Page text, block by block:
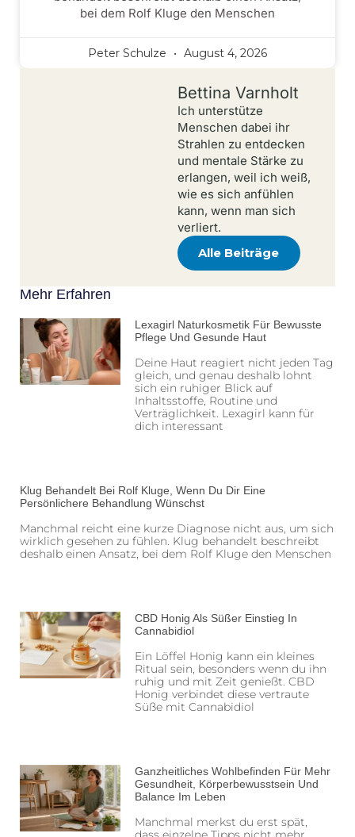
bei dem Rolf Kluge den Menschen
Peter Schulze August 4, 2026
Bettina Varnholt
Ich unterstütze
Menschen dabei ihr
Strahlen zu entdecken
und mentale Stärke zu
erlangen, weil ich weiß,
wie es sich anfühlen
kann, wenn man sich
verliert.
Alle Beiträge
Mehr Erfahren
Lexagirl Naturkosmetik Für Bewusste
Pflege Und Gesunde Haut
Deine Haut reagiert nicht jeden Tag
gleich, und genau deshalb lohnt
sich ein ruhiger Blick auf
Inhaltsstoffe, Routine und
Verträglichkeit. Lexagirl kann für
dich interessant
Klug Behandelt Bei Rolf Kluge, Wenn Du Dir Eine
Persönlichere Behandlung Wünschst
Manchmal reicht eine kurze Diagnose nicht aus, um sich
wirklich gesehen zu fühlen. Klug behandelt beschreibt
deshalb einen Ansatz, bei dem Rolf Kluge den Menschen
CBD Honig Als Süßer Einstieg In
Cannabidiol
Ein Löffel Honig kann ein kleines
Ritual sein, besonders wenn du ihn
ruhig und mit Zeit genießt. CBD
Honig verbindet diese vertraute
Süße mit Cannabidiol
Ganzheitliches Wohlbefinden Für Mehr
Gesundheit, Körperbewusstsein Und
Balance Im Leben
Manchmal merkst du erst spät,